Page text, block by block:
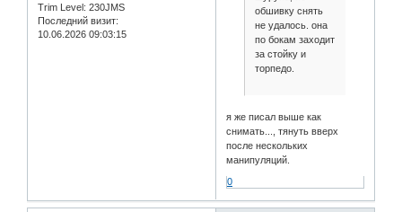
Trim Level: 230JMS
Последний визит:
10.06.2026 09:03:15
обшивку снять
не удалось. она
по бокам заходит
за стойку и
торпедо.
я же писал выше как
снимать..., тянуть вверх
после нескольких
манипуляций.
0